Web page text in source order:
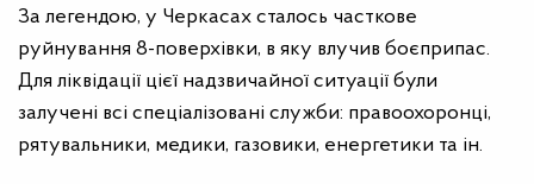
За легендою, у Черкасах сталось часткове
руйнування 8-поверхівки, в яку влучив боєприпас.
Для ліквідації цієї надзвичайної ситуації були
залучені всі спеціалізовані служби: правоохоронці,
рятувальники, медики, газовики, енергетики та ін.